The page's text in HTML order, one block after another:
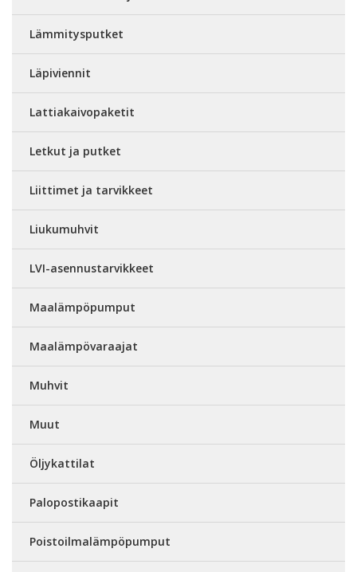
Lämmitysputket
Läpiviennit
Lattiakaivopaketit
Letkut ja putket
Liittimet ja tarvikkeet
Liukumuhvit
LVI-asennustarvikkeet
Maalämpöpumput
Maalämpövaraajat
Muhvit
Muut
Öljykattilat
Palopostikaapit
Poistoilmalämpöpumput